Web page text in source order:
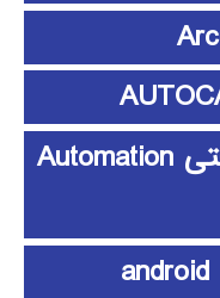
آموزش اتوماسیون صنعتی Automation